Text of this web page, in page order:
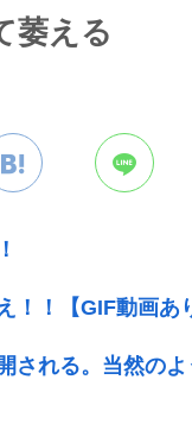
萎える
！【GIF動画あ
される。当然の